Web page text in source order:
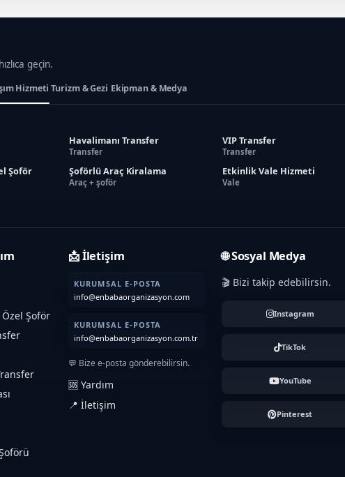
geçin.
Hizmeti Turizm & Gezi Ekipman & Medya
Havalimanı Transfer
Transfer
VIP Transfer
Transfer
Şoför Şoförlü Araç Kiralama
Araç + şoför
Etkinlik Vale Hizmeti
Vale
Şoför
📩 İletişim
KURUMSAL E-POSTA
info@enbabaorganizasyon.com
KURUMSAL E-POSTA
info@enbabaorganizasyon.com.tr
💬 Bize e-posta gönderebilirsin.
🆘 Yardım
📍 İletişim
🌐 Sosyal Medya
🎬 Bizi takip edebilirsin.
Instagram
TikTok
YouTube
Pinterest